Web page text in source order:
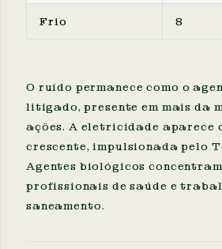
Frio 8
O ruído permanece como o
litigado, presente em mais da
ações. A eletricidade aparece
crescente, impulsionada pelo
Agentes biológicos
profissionais de saúde e
saneamento.